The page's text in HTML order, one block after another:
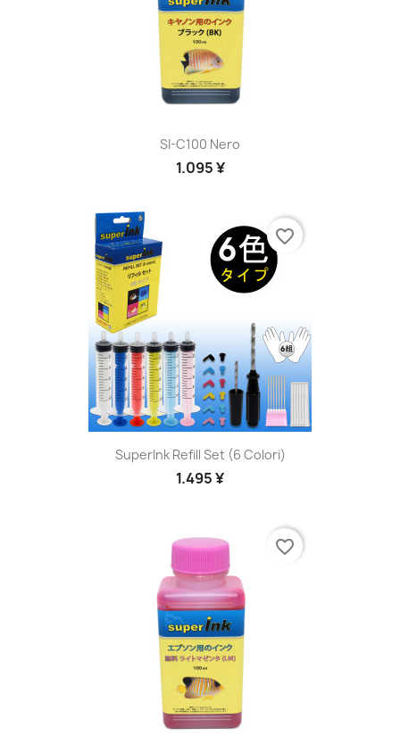
SI-C100 Nero
1.095 ¥
SuperInk Refill Set (6 Colori)
1.495 ¥
favorite_border
favorite_border